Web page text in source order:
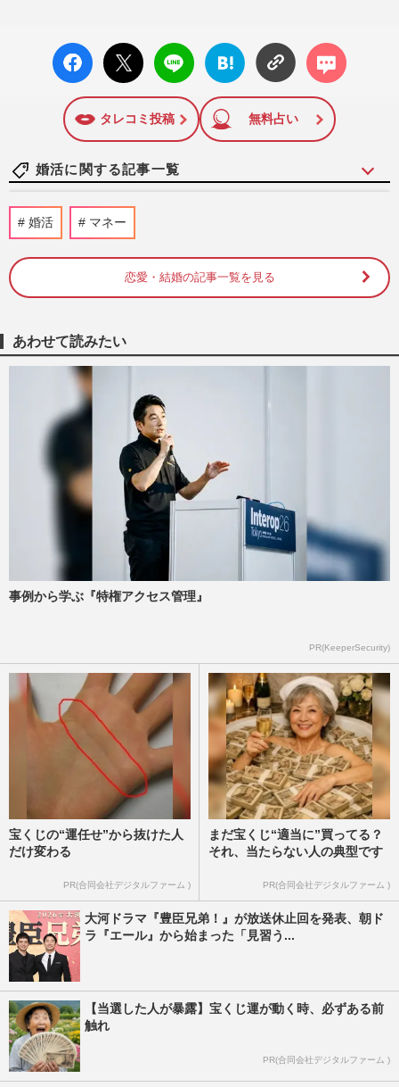
facebo
ok い
X ポス
ト
LINE
はてな
ブック
に追加
コメン
ト
タレコミ投稿 無料占い
婚活に関する記事一覧
週刊女性2026年6月9日・16日号 2026/6/6
人」参加の“貸切り大合コン”開催で再注
目、結婚カップルも続出
「独身だと信じていたのに…」卑劣な手口
を被害者が語る『独身偽装』甘言に隠され
たその実情
週刊女性2026年3月3日・10日号
ソフトバンクホークス日本一の祝勝会リポ
ーターを務めたダレノガレ明美に「婚活に
来たんか」「最悪のリポー…
週刊女性PRIME
岩手県公式サイトの価値観が古すぎる「婚
活スキルアップ」に批判殺到、担当者に聞
いたページを削除した理由
週刊女性PRIME 2025/10/30
婚活 マネー
恋愛・結婚の記事一覧を見る
あわせて読みたい
事例から学ぶ『特権アクセス管理』
PR(KeeperSecurity)
宝くじの“運任せ”から抜けた人
だけ変わる
PR(合同会社デジタルファーム )
まだ宝くじ“適当に”買ってる？
それ、当たらない人の典型です
PR(合同会社デジタルファーム )
大河ドラマ『豊臣兄弟！』が放送休止回を発表、朝ド
ラ『エール』から始まった「見習う...
【当選した人が暴露】宝くじ運が動く時、必ずある前
触れ
PR(合同会社デジタルファーム )